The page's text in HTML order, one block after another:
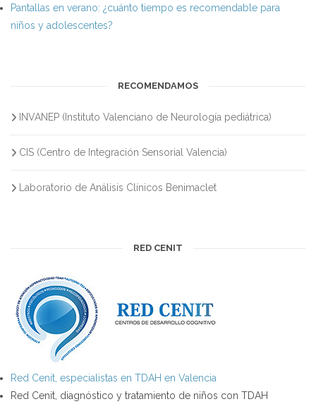
Pantallas en verano: ¿cuánto tiempo es recomendable para
niños y adolescentes?
RECOMENDAMOS
INVANEP (Instituto Valenciano de Neurología pediátrica)
CIS (Centro de Integración Sensorial Valencia)
Laboratorio de Análisis Clínicos Benimaclet
RED CENIT
Red Cenit, especialistas en TDAH en Valencia
Red Cenit, diagnóstico y tratamiento de niños con TDAH